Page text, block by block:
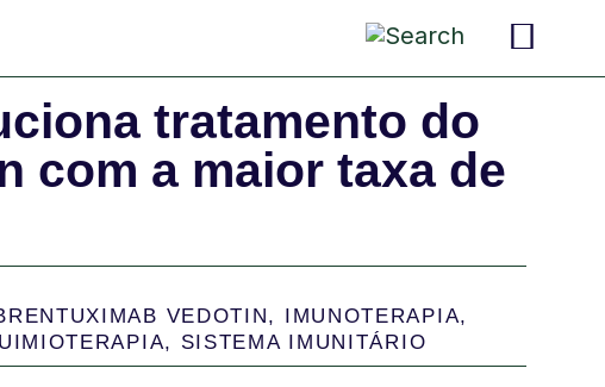
tratamento do
com a maior taxa de
VEDOTIN, IMUNOTERAPIA,
, SISTEMA IMUNITÁRIO